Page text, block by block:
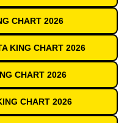
CHART 2026
KING CHART 2026
CHART 2026
CHART 2026